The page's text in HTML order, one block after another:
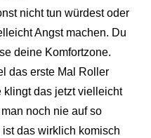
nicht tun würdest oder
Angst machen. Du
deine Komfortzone.
das erste Mal Roller
klingt das jetzt vielleicht
noch nie auf so
das wirklich komisch